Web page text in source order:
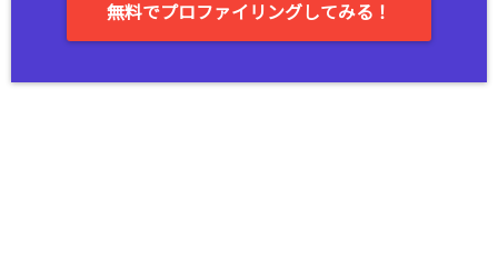
無料でプロファイリングしてみる！